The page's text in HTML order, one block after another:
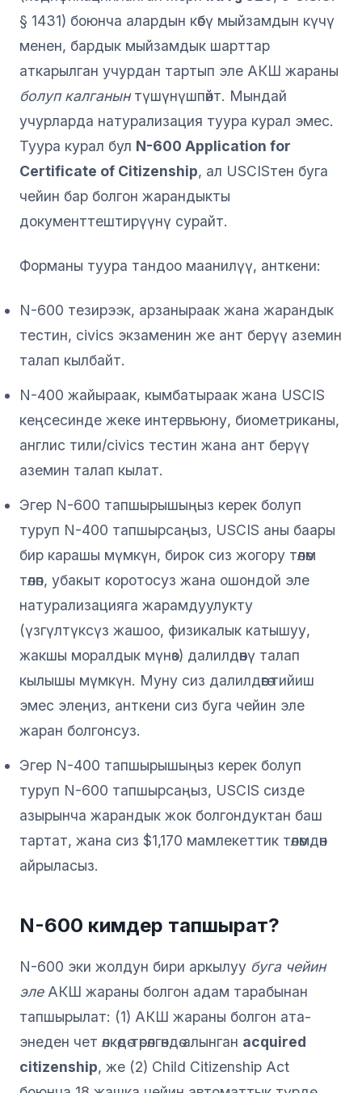
§ 1431) боюнча алардын көбү мыйзамдын күчү
менен, бардык мыйзамдык шарттар
аткарылган учурдан тартып эле АКШ жараны
болуп калганынтүшүнүшпөйт. Мындай
учурларда натурализация туура курал эмес.
Туура курал бул N-600 Application for
Certificate of Citizenship, ал USCISтен буга
чейин бар болгон жарандыкты
документтештирүүнү сурайт.
Форманы туура тандоо маанилүү, анткени:
N-600 тезирээк, арзаныраак жана жарандык
тестин, civics экзаменин же ант берүү аземин
талап кылбайт.
N-400 жайыраак, кымбатыраак жана USCIS
кеңсесинде жеке интервьюну, биометриканы,
англис тили/civics тестин жана ант берүү
аземин талап кылат.
Эгер N-600 тапшырышыңыз керек болуп
туруп N-400 тапшырсаңыз, USCIS аны баары
бир карашы мүмкүн, бирок сиз жогору төлөм
төлөп, убакыт коротосуз жана ошондой эле
натурализацияга жарамдуулукту
(үзгүлтүксүз жашоо, физикалык катышуу,
жакшы моралдык мүнөз) далилдөөнү талап
кылышы мүмкүн. Муну сиз далилдөөгө тийиш
эмес элеңиз, анткени сиз буга чейин эле
жаран болгонсуз.
Эгер N-400 тапшырышыңыз керек болуп
туруп N-600 тапшырсаңыз, USCIS сизде
азырынча жарандык жок болгондуктан баш
тартат, жана сиз $1,170 мамлекеттик төлөмдөн
айрыласыз.
N-600 кимдер тапшырат?
N-600 эки жолдун бири аркылуу буга чейин
элеАКШ жараны болгон адам тарабынан
тапшырылат: (1) АКШ жараны болгон ата-
энеден чет өлкөдө төрөлгөндө алынган acquired
citizenship, же (2) Child Citizenship Act